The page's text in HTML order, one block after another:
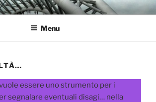
della Garbatella
Menu
essere uno strumento per i
segnalare eventuali disagi… nella